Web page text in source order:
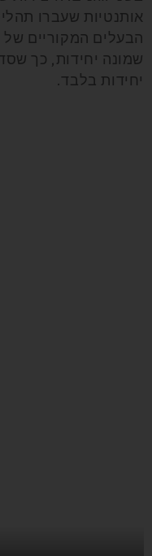
אותנטיות שעברו
הבעלים המקוריים
יחידות בלבד.